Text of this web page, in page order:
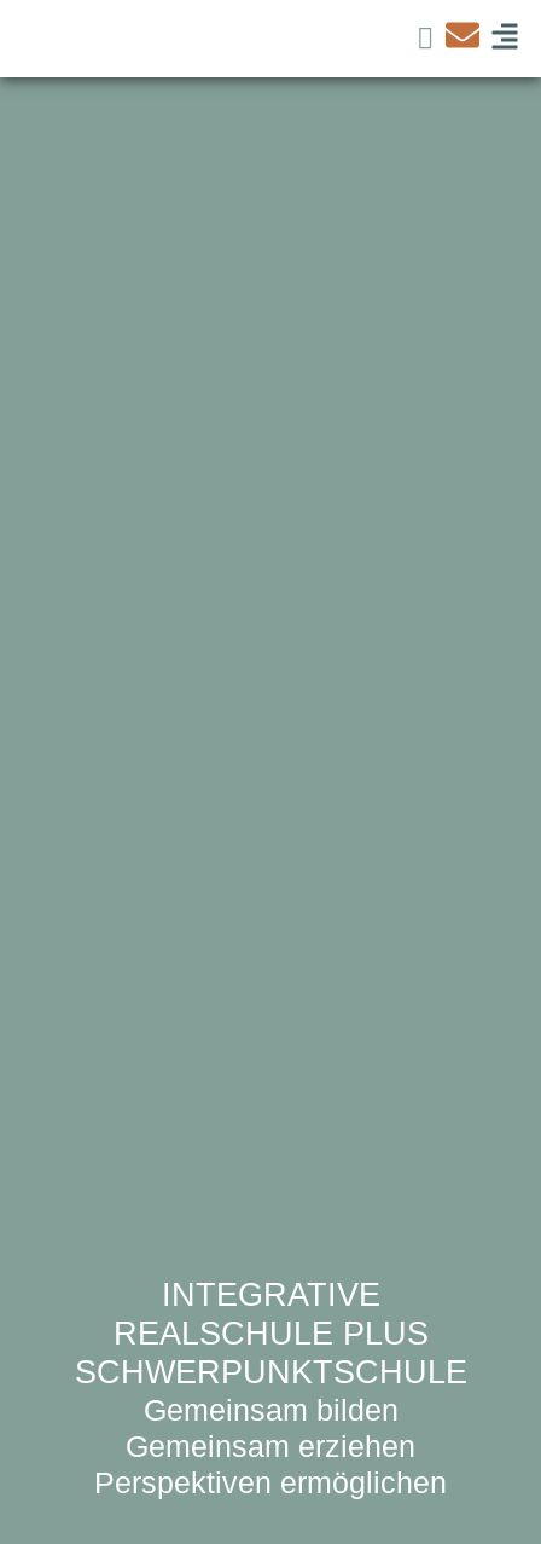
INTEGRATIVE
REALSCHULE PLUS
SCHWERPUNKTSCHULE
Gemeinsam bilden
Gemeinsam erziehen
Perspektiven ermöglichen